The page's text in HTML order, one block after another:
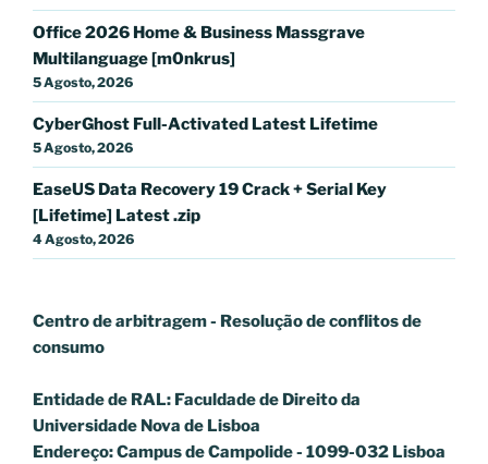
Office 2026 Home & Business Massgrave
Multilanguage [m0nkrus]
5 Agosto, 2026
CyberGhost Full-Activated Latest Lifetime
5 Agosto, 2026
EaseUS Data Recovery 19 Crack + Serial Key
[Lifetime] Latest .zip
4 Agosto, 2026
Centro de arbitragem - Resolução de conflitosde
consumo
Entidade de RAL: Faculdade de Direito da
Universidade Nova de Lisboa
Endereço: Campus de Campolide - 1099-032 Lisboa